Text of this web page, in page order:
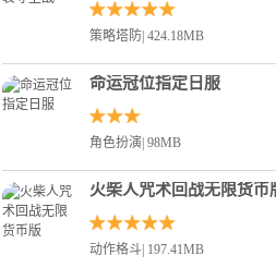
策略塔防| 424.18MB
命运冠位指定日服
角色扮演| 98MB
火柴人咒术回战无限货币
动作格斗| 197.41MB